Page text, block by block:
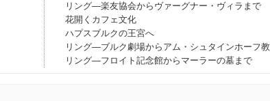
リング―楽友協会からヴァーグナー・ヴィラまで
花開くカフェ文化
ハプスブルクの王宮へ
リング―ブルク劇場からアム・シュタインホーフ
リング―フロイト記念館からマーラーの墓まで